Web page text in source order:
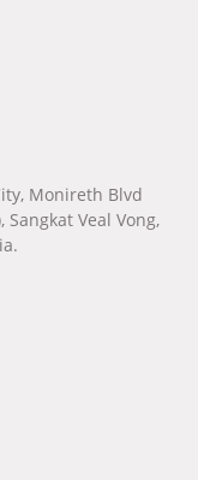
Monireth Blvd
Sangkat Veal Vong,